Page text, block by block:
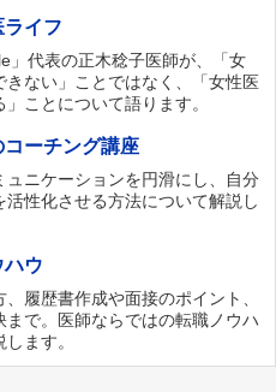
イフ
」代表の正木稔子医師が、「女
きない」ことではなく、「女性医
ことについて語ります。
コーチング講座
ュニケーションを円滑にし、自分
活性化させる方法について解説し
ハウ
履歴書作成や面接のポイント、
まで。医師ならではの転職ノウハ
ます。